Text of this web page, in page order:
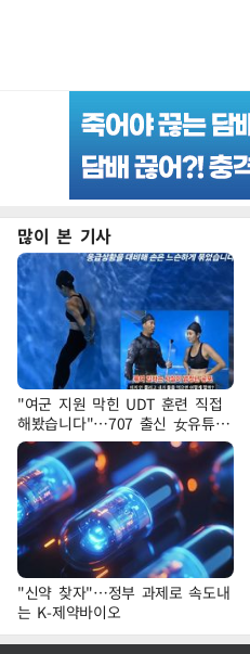
많이 본 기사
"여군 지원 막힌 UDT 훈련 직접
해봤습니다"…707 출신 女유튜버
'완벽 소화'
"신약 찾자"…정부 과제로 속도내
는 K-제약바이오